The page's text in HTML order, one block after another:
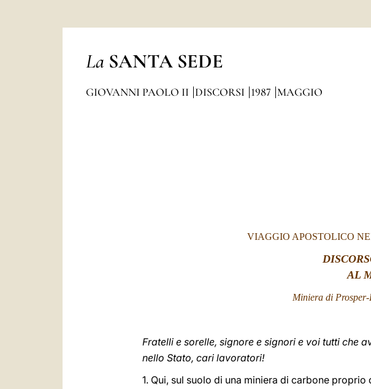
La SANTA SEDE
GIOVANNI PAOLO II DISCORSI 1987 MAGGIO
VIAGGIO APOSTOLICO
AL
Miniera di
Fratelli e sorelle, signore e signori e voi tutti che
nello Stato, cari lavoratori!
1. Qui, sul suolo di una miniera di carbone